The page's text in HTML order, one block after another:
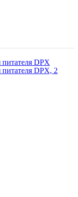
DPX
DPX, 2